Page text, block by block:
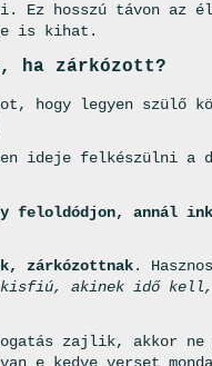
Ez hosszú távon az
is kihat.
ha zárkózott?
hogy legyen szülő
ideje felkészülni a
feloldódjon, annál
zárkózottnak.
kisfiú, akinek idő kell,
zajlik, akkor
e kedve verset